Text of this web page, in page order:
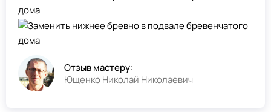
Отзыв мастеру:
Ющенко Николай Николаевич